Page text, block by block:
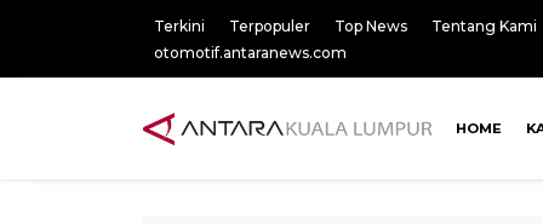
Terkini Terpopuler Top News
Tentang Kami
otomotif.antaranews.com
HOME